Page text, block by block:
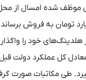
موظف شده امسال از
میلیارد تومان به فروش
خود را
در سال ۱۴۰۱ معادل کل عملکرد
طی مکاتبات صورت